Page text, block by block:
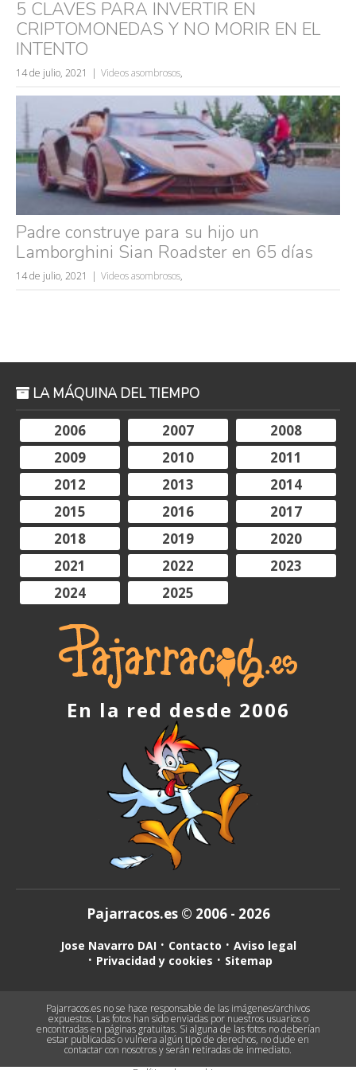
5 CLAVES PARA INVERTIR EN
CRIPTOMONEDAS Y NO MORIR EN EL
INTENTO
14 de julio, 2021 Videos asombrosos,
Padre construye para su hijo un
Lamborghini Sian Roadster en 65 días
14 de julio, 2021 Videos asombrosos,
LA MÁQUINA DEL TIEMPO
2006
2007
2008
2009
2010
2011
2012
2013
2014
2015
2016
2017
2018
2019
2020
2021
2022
2023
2024
2025
En la red desde 2006
Pajarracos.es © 2006 - 2026
Jose Navarro DAI Contacto
Aviso legal
Privacidad y cookies
Sitemap
Pajarracos.es no se hace responsable de las imágenes/archivos
expuestos. Las fotos han sido enviadas por nuestros usuarios o
encontradas en páginas gratuitas. Si alguna de las fotos no deberían
estar publicadas o vulnera algún tipo de derechos, no dude en
contactar con nosotros y serán retiradas de inmediato.